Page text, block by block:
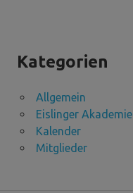
Kategorien
Allgemein
Eislinger Akademie
Kalender
Mitglieder